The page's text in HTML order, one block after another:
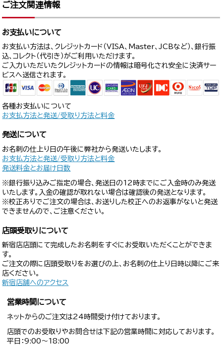
ご注文関連情報
お支払いについて
お支払い方法は、クレジットカード（VISA、Master、JCBなど）、銀行振
込、コレクト（代引き）がご利用いただけます。
ご入力いただいたクレジットカードの情報は暗号化され安全に決済サー
ビスへ送信されます。
各種お支払いについて
お支払方法と発送/受取り方法と料金
発送について
お名刺の仕上り日の午後に弊社から発送いたします。
お支払方法と発送/受取り方法と料金
発送料金とお届け日数
※銀行振り込みご指定の場合、発送日の12時までにご入金時のみ発送
いたします。入金の確認が取れない場合は確認後の発送となります。
※校正ありでご注文の場合は、お送りした校正へのお返事がないと発送
できませんので、ご注意ください。
店頭受取りについて
新宿店店頭にて完成したお名刺をすぐにお受取いただくことができま
す。
ご注文の際に店頭受取りをお選びの上、お名刺の仕上り日時以降にご来
店ください。
新宿店舗へのアクセス
営業時間について
ネットからのご注文は24時間受け付けております。
店頭でのお受取りやお問合せは下記の営業時間に対応しております。
平日：9:00〜18:00